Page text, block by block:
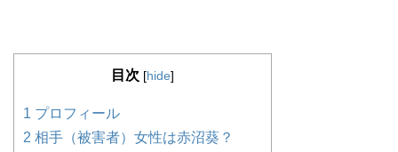
目次 [hide]
1 プロフィール
2 相手（被害者）女性は赤沼葵？